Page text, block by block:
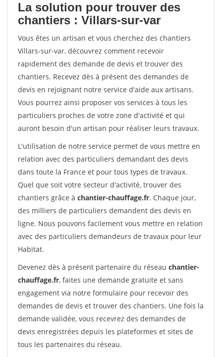
La solution pour trouver des
chantiers : Villars-sur-var
Vous êtes un artisan et vous cherchez des chantiers
Villars-sur-var, découvrez comment recevoir
rapidement des demande de devis et trouver des
chantiers. Recevez dès à présent des demandes de
devis en rejoignant notre service d'aide aux artisans.
Vous pourrez ainsi proposer vos services à tous les
particuliers proches de votre zone d'activité et qui
auront besoin d'un artisan pour réaliser leurs travaux.
L'utilisation de notre service permet de vous mettre en
relation avec des particuliers demandant des devis
dans toute la France et pour tous types de travaux.
Quel que soit votre secteur d'activité, trouver des
chantiers grâce à chantier-chauffage.fr. Chaque jour,
des milliers de particuliers demandent des devis en
ligne. Nous pouvons facilement vous mettre en relation
avec des particuliers demandeurs de travaux pour leur
Habitat.
Devenez dès à présent partenaire du réseau chantier-
chauffage.fr, faites une demande gratuite et sans
engagement via notre formulaire pour recevoir des
demandes de devis et trouver des chantiers. Une fois la
demande validée, vous recevrez des demandes de
devis enregistrées depuis les plateformes et sites de
tous les partenaires du réseau.